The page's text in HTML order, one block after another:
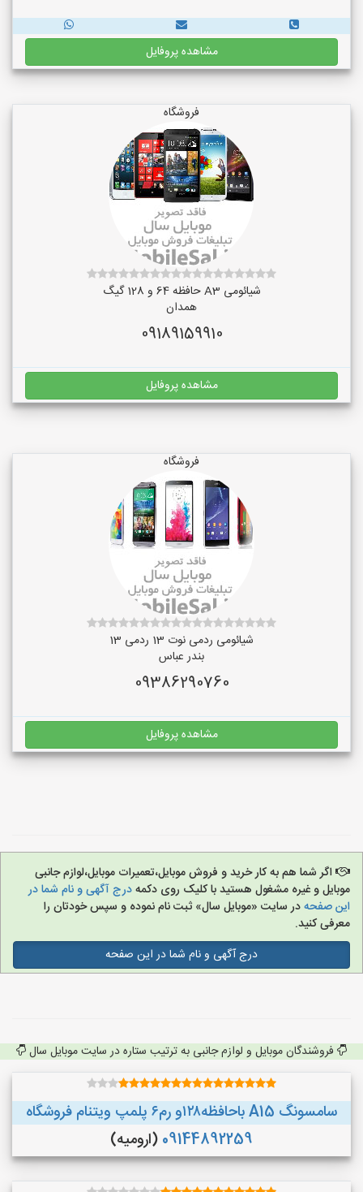
مشاهده پروفایل
فروشگاه
شیائومی A3 حافظه 64 و 128 گیگ
همدان
09189159910
مشاهده پروفایل
فروشگاه
شیائومی ردمی نوت 13 ردمی 13
بندر عباس
09386290760
مشاهده پروفایل
اگر شما هم به کار خرید و فروش موبایل،تعمیرات موبایل،لوازم جانبی
موبایل و غیره مشغول هستید با کلیک روی دکمهدرج آگهی و نام شما در
این صفحهدر سایت «موبایل سال» ثبت نام نموده و سپس خودتان را
معرفی کنید.
درج آگهی و نام شما در این صفحه
فروشندگان موبایل و لوازم جانبی به ترتیب ستاره در سایت موبایل سال
سامسونگ A15 باحافظه۱۲۸و رم۶ پلمپ ویتنام فروشگاه
09144892259 (ارومیه)